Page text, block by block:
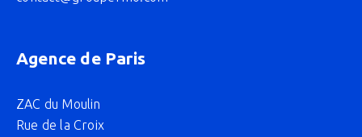
Agence de Paris
ZAC du Moulin
Rue de la Croix